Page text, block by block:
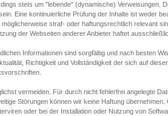
stets um "lebende" (dynamische) Verweisungen.
Eine kontinuierliche Prüfung der Inhalte ist weder
straf- oder haftungsrechtlich relevant
der Webseiten anderer Anbieter haftet
Informationen sind sorgfältig und nach besten
Richtigkeit und Vollständigkeit der sich auf
vermeiden. Für durch nicht fehlerfrei angelegte
Störungen können wir keine Haftung
oder bei der Installation oder Nutzung von